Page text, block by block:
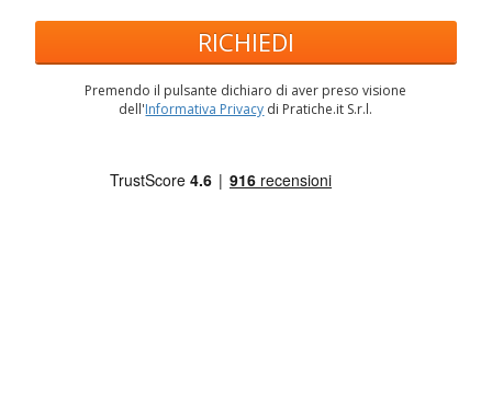
RICHIEDI
Premendo il pulsante dichiaro di aver preso visione
dell'Informativa Privacy di Pratiche.it S.r.l.